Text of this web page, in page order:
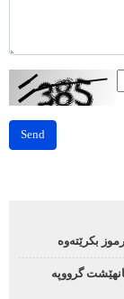
Send
بکرێتەوە
گرووپە